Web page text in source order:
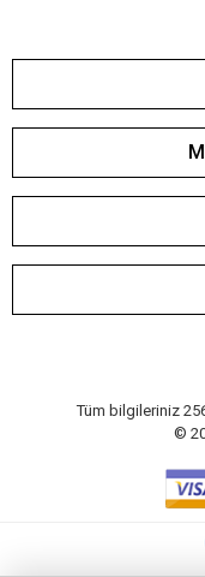
Tüm bilgileriniz
©